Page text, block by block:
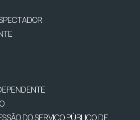
DO SERVIÇO PÚBLICO DE